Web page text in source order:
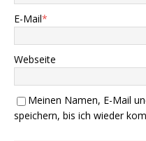
E-Mail*
Webseite
Meinen Namen, E-Mail
speichern, bis ich wieder